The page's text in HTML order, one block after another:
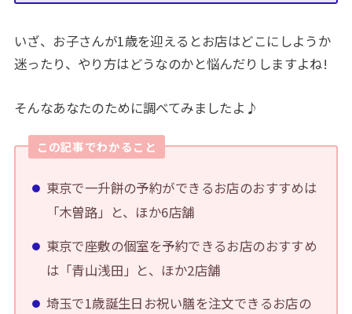
いざ、お子さんが1歳を迎えるとお店はどこにしようか
迷ったり、やり方はどうなのかと悩んだりしますよね!
そんなあなたのために調べてみましたよ♪
この記事でわかること
東京で一升餅の予約ができるお店のおすすめは
「木曽路」と、ほか6店舗
東京で座敷の個室を予約できるお店のおすすめ
は「青山浅田」と、ほか2店舗
埼玉で1歳誕生日お祝い膳を注文できるお店の